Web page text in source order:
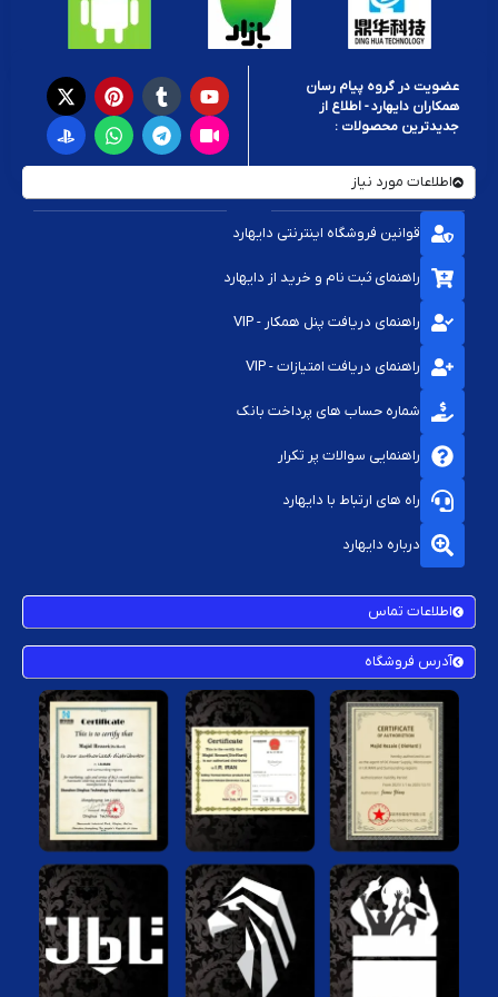
عضویت در گروه پیام رسان
همکاران دایهارد - اطلاع از
جدیدترین محصولات :
اطلاعات مورد نیاز
قوانین فروشگاه اینترنتی دایهارد
راهنمای ثبت نام و خرید از دایهارد
راهنمای دریافت پنل همکار - VIP
راهنمای دریافت امتیازات - VIP
شماره حساب های پرداخت بانک
راهنمایی سوالات پر تکرار
راه های ارتباط با دایهارد
درباره دایهارد
اطلاعات تماس
آدرس فروشگاه